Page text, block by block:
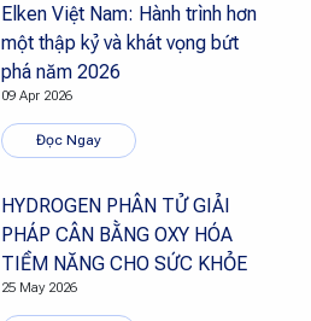
Elken Việt Nam: Hành trình hơn
một thập kỷ và khát vọng bứt
phá năm 2026
09 Apr 2026
Đọc Ngay
HYDROGEN PHÂN TỬ GIẢI
PHÁP CÂN BẰNG OXY HÓA
TIỀM NĂNG CHO SỨC KHỎE
25 May 2026